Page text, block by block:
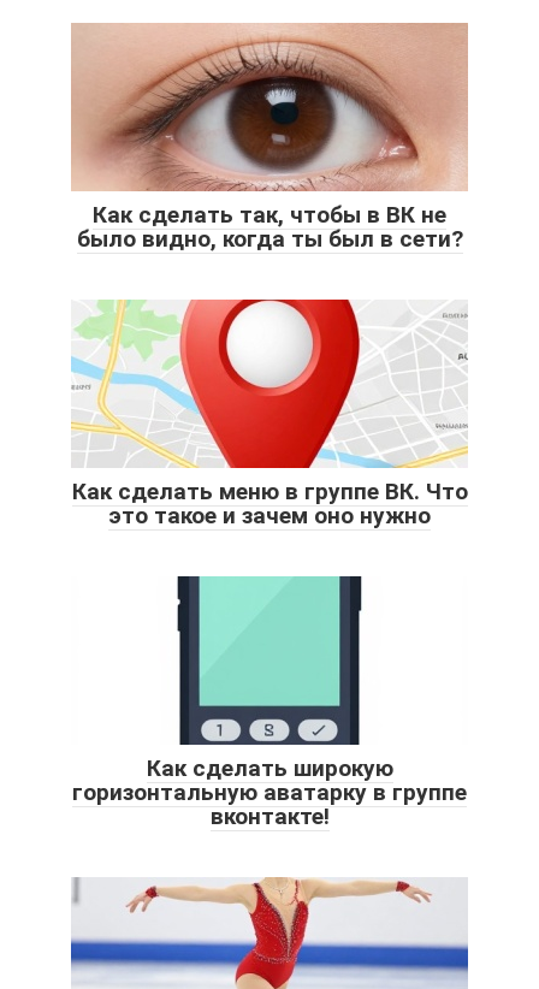
Как сделать так, чтобы в ВК не
было видно, когда ты был в сети?
Как сделать меню в группе ВК. Что
это такое и зачем оно нужно
Как сделать широкую
горизонтальную аватарку в группе
вконтакте!